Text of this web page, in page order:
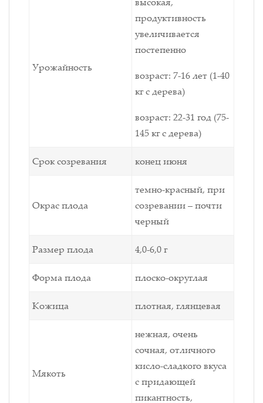
Урожайность
продуктивность
увеличивается
постепенно
возраст: 7-16 лет (1-40
кг с дерева)
возраст: 22-31 год (75-
145 кг с дерева)
Срок созревания конец июня
Окрас плода
темно-красный, при
созревании – почти
черный
Размер плода 4,0-6,0 г
Форма плода плоско-округлая
Кожица плотная, глянцевая
Мякоть
нежная, очень
сочная, отличного
кисло-сладкого вкуса
с придающей
пикантность,